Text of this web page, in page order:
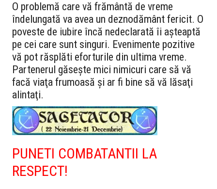
O problemă care vă frământă de vreme
îndelungată va avea un deznodământ fericit. O
poveste de iubire încă nedeclarată îi aşteaptă
pe cei care sunt singuri. Evenimente pozitive
vă pot răsplăti eforturile din ultima vreme.
Partenerul găseşte mici nimicuri care să vă
facă viaţa frumoasă şi ar fi bine să vă lăsaţi
alintaţi.
PUNETI COMBATANTII LA
RESPECT!